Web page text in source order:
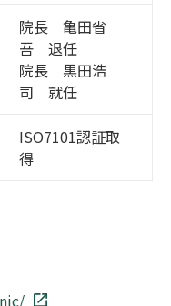
院長 亀田省
吾 退任
院長 黒田浩
司 就任
ISO7101認証取
得